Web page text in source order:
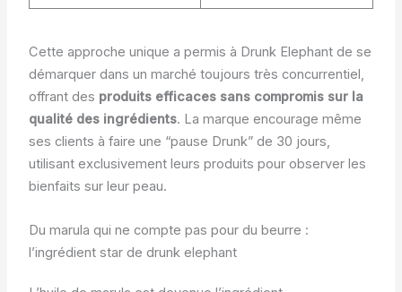
Cette approche unique a permis à Drunk Elephant de se
démarquer dans un marché toujours très concurrentiel,
offrant des produits efficaces sans compromis sur la
qualité des ingrédients. La marque encourage même
ses clients à faire une “pause Drunk” de 30 jours,
utilisant exclusivement leurs produits pour observer les
bienfaits sur leur peau.
Du marula qui ne compte pas pour du beurre :
l’ingrédient star de drunk elephant